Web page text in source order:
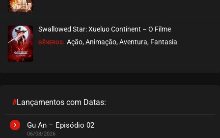
EPISÓDIO 09
setembro 26, 2020
Swallowed Star: Xueluo Continent – O Filme
GÊNEROS: Ação, Animação, Aventura, Fantasia
#Lançamentos com Datas:
Gu An – Episódio 02
06/08/2026